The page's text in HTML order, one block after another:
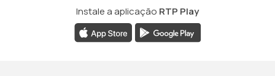
Instale a aplicação RTP Play